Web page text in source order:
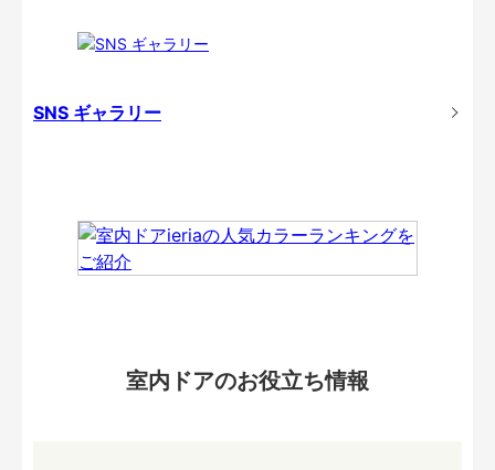
SNS ギャラリー
室内ドアのお役立ち情報